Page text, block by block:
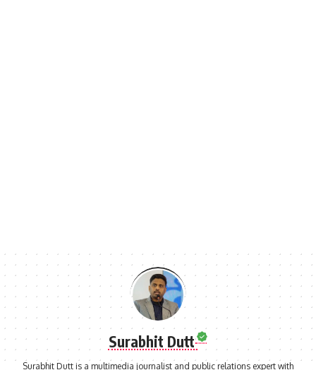
Surabhit Dutt
Surabhit Dutt is a multimedia journalist and public relations expert with